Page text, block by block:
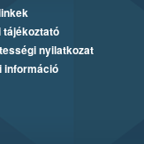
nyilatkozat
információ